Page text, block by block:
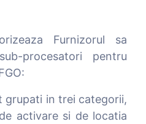
Furnizorul sa
procesatori pentru
grupati in trei categorii,
activare si de locatia